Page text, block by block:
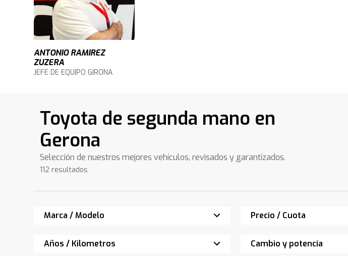
ANTONIO RAMIREZ
ZUZERA
JEFE DE EQUIPO GIRONA
Toyota de segunda mano en
Gerona
Selección de nuestros mejores vehículos, revisados y garantizados.
112 resultados
Marca / Modelo Precio / Cuota
Años / Kilometros Cambio y potencia